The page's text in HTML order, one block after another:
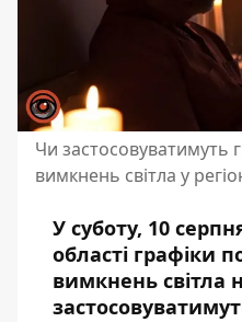
Чи застосовуватимуть
вимкнень світла у
У суботу, 10
області графіки
вимкнень світла